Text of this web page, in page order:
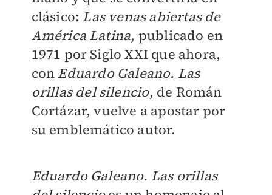
clásico: Las venas abiertas de
América Latina, publicado en
1971 por Siglo XXI que ahora,
con Eduardo Galeano. Las
orillas del silencio, de Román
Cortázar, vuelve a apostar por
su emblemático autor.
Eduardo Galeano. Las orillas